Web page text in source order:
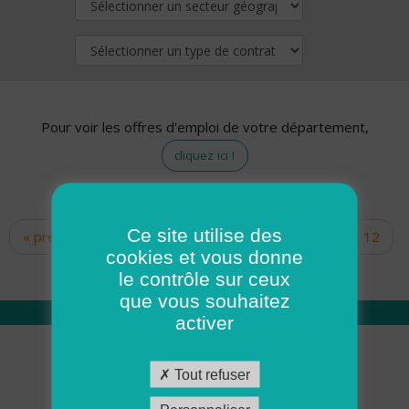
Pour voir les offres d'emploi de votre département,
cliquez ici !
Pages
« premier ‹ précédent … 10
12
14 15 16 17
Qui sommes nous
Académie ADMR
Ce site utilise des
cookies et vous donne
le contrôle sur ceux
que vous souhaitez
activer
Tout refuser